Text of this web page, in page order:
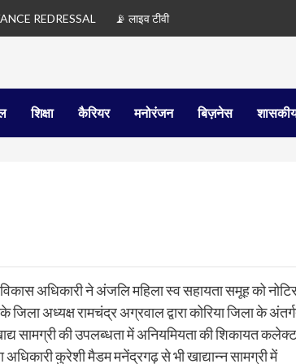
REDRESSAL 📡 लाइव टीवी
शिक्षा कैरियर मनोरंजन बिज़नेस
अधिकारी ने अंजलि महिला स्व सहायता समूह को
अध्यक्ष रामचंद्र अग्रवाल द्वारा कोरिया जिला के
सामग्री की उपलब्धता में अनियमियता की शिकायत
अधिकारी कुरेशी मैडम मनेंद्रगढ़ से भी खाद्यान्न सामग्री में